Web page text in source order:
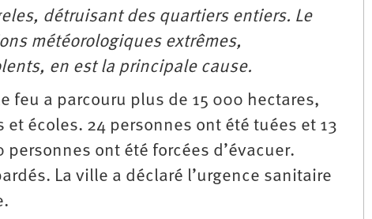
détruisant des quartiers entiers. Le
météorologiques extrêmes,
en est la principale cause.
feu a parcouru plus de 15 000 hectares,
écoles. 24 personnes ont été tuées et 13
ont été forcées d’évacuer.
La ville a déclaré l’urgence sanitaire